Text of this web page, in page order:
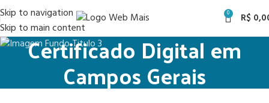
Skip to navigation
Skip to main content
0 R$
Certificado Digital em
Campos Gerais